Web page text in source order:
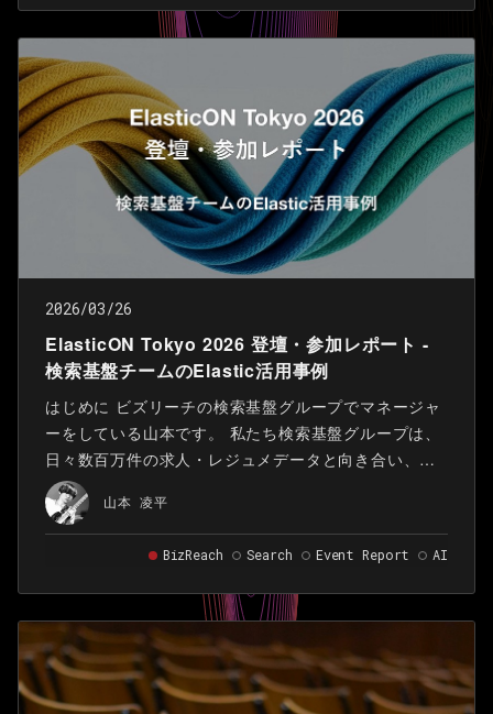
2026/03/26
ElasticON Tokyo 2026 登壇・参加レポート -
検索基盤チームのElastic活用事例
はじめに ビズリーチの検索基盤グループでマネージャ
ーをしている山本です。 私たち検索基盤グループは、
日々数百万件の求人・レジュメデータと向き合い、求
職者と企業の最適なマッチング機会の創出を「検索技
術」で支えています。
山本 凌平
BizReach Search Event Report AI